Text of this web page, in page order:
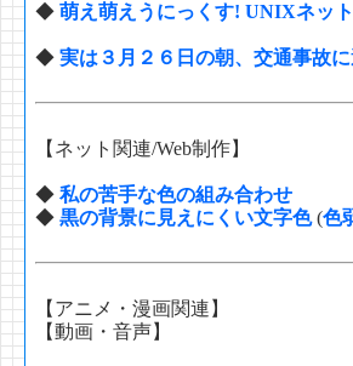
◆ 萌え萌えうにっくす! UNIXネッ
◆ 実は３月２６日の朝、交通事故に
【ネット関連/Web制作】
◆ 私の苦手な色の組み合わせ
◆ 黒の背景に見えにくい文字色(色
【アニメ・漫画関連】
【動画・音声】